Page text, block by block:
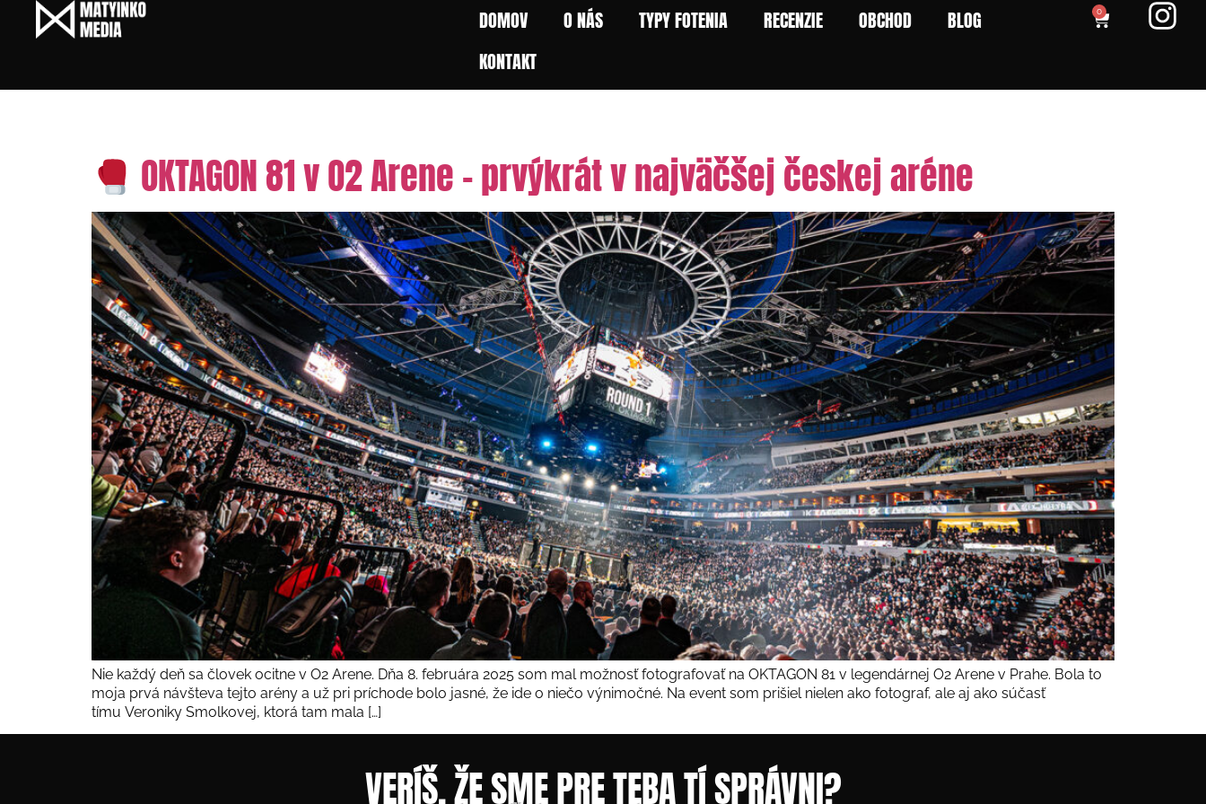
DOMOV O NÁS TYPY FOTENIA RECENZIE OBCHOD
BLOG
KONTAKT
0
OKTAGON 81 v O2 Arene – prvýkrát v najväčšej českej aréne
Nie každý deň sa človek ocitne v O2 Arene. Dňa 8. februára 2025 som mal možnosť fotografovať na OKTAGON 81 v legendárnej O2 Arene v Prahe. Bola to
moja prvá návšteva tejto arény a už pri príchode bolo jasné, že ide o niečo výnimočné. Na event som prišiel nielen ako fotograf, ale aj ako súčasť
tímu Veroniky Smolkovej, ktorá tam mala […]
VERÍŠ, ŽE SME PRE TEBA TÍ SPRÁVNI?